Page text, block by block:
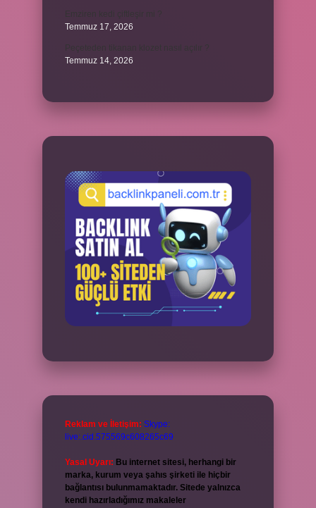
Temmuz 17, 2026
Temmuz 14, 2026
Reklam ve İletişim: Skype:
live:.cid.575569c608265c69
Yasal Uyarı: Bu internet sitesi, herhangi bir
marka, kurum veya şahıs şirketi ile hiçbir
bağlantısı bulunmamaktadır. Sitede yalnızca
kendi hazırladığımız makaleler